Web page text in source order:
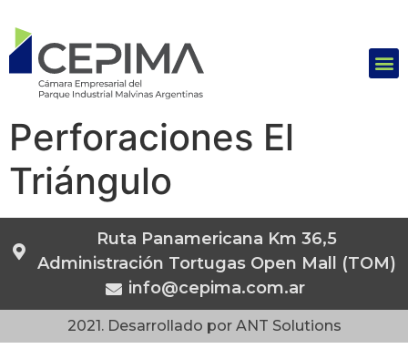
Perforaciones El
Triángulo
Ruta Panamericana Km 36,5
Administración Tortugas Open Mall (TOM)
info@cepima.com.ar
2021. Desarrollado por ANT Solutions